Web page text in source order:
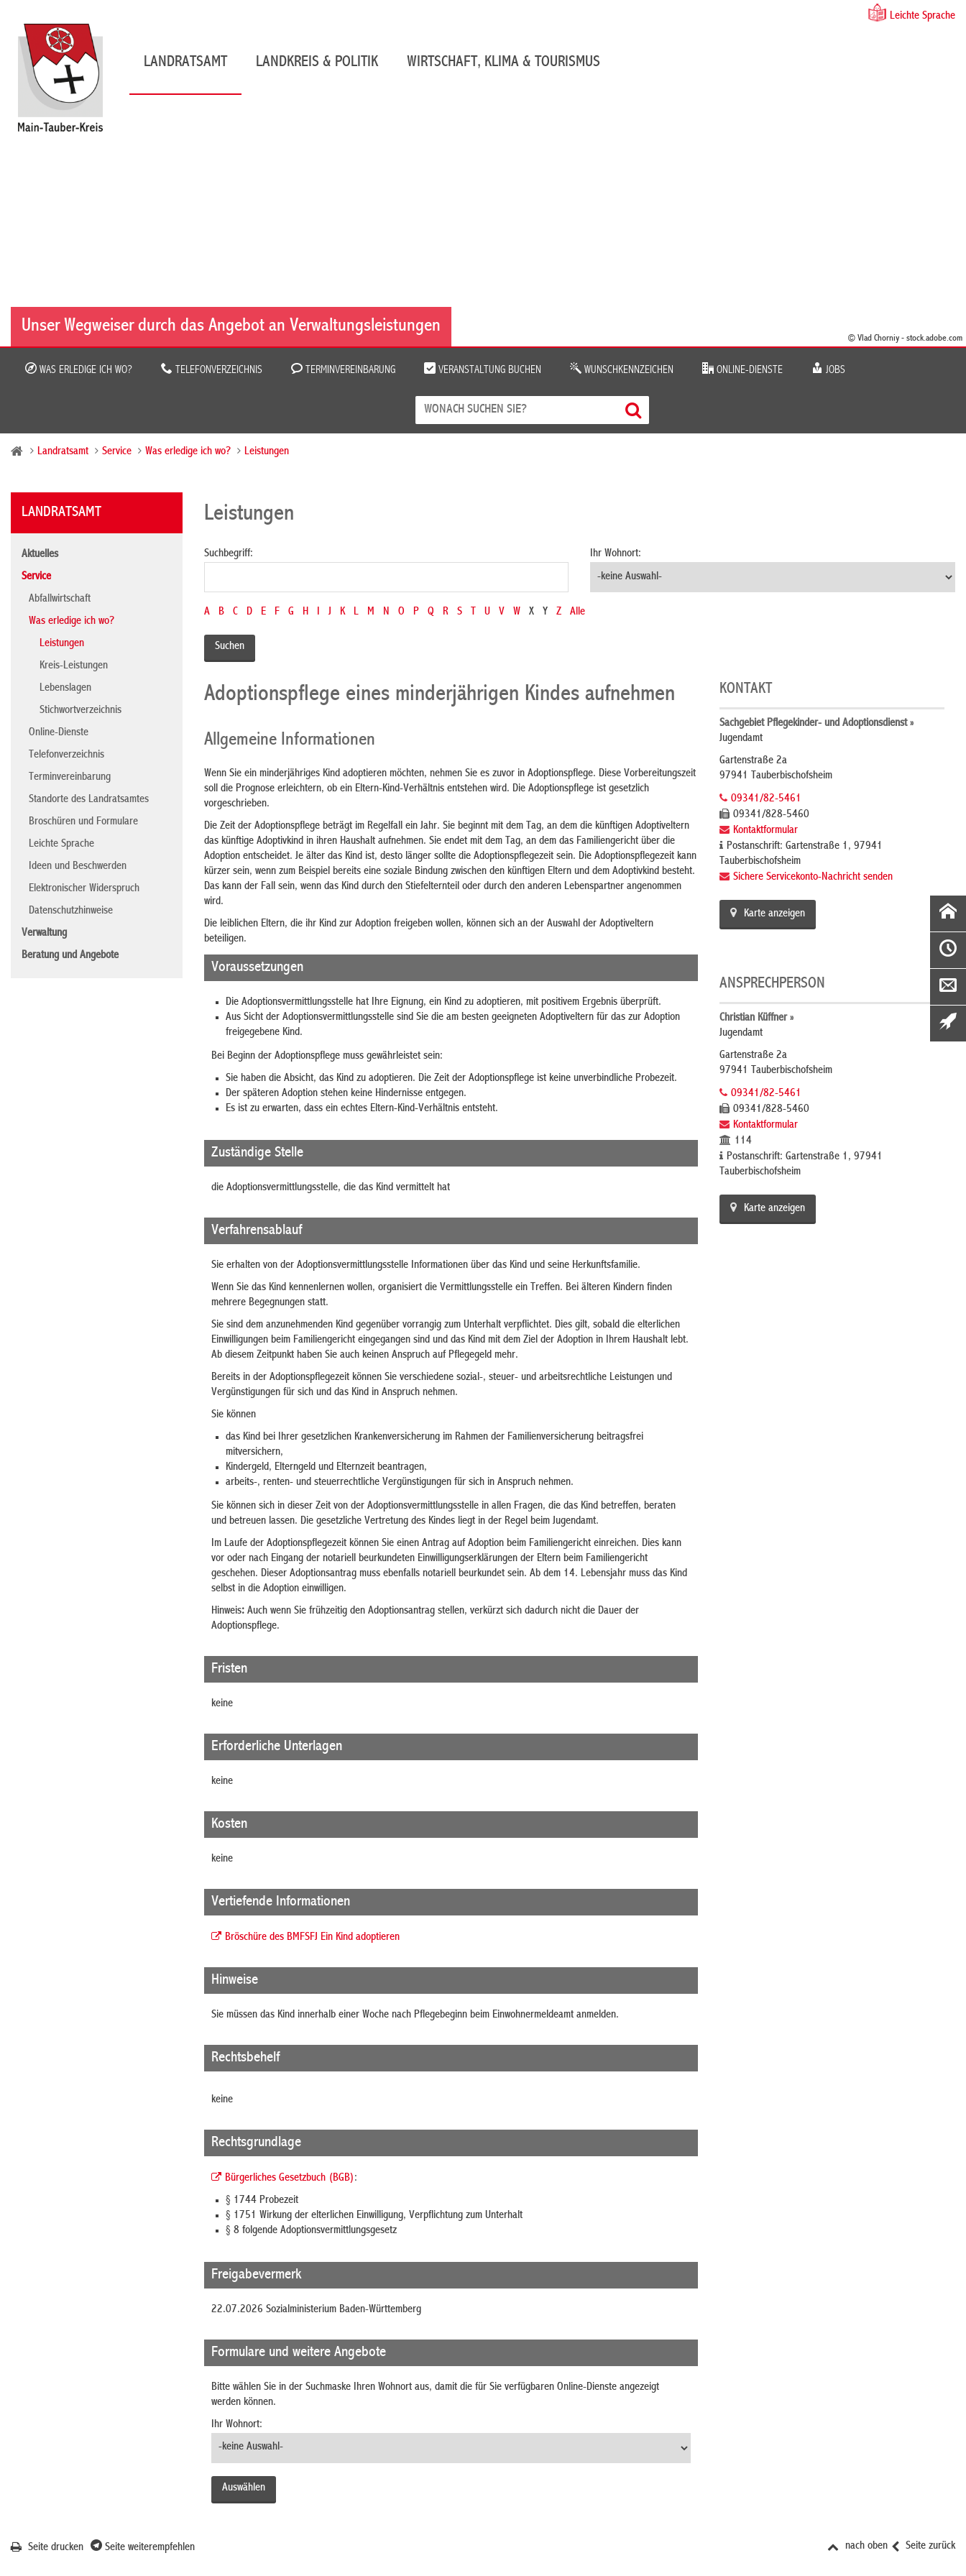
Leichte Sprache
LANDRATSAMT LANDKREIS & POLITIK WIRTSCHAFT, KLIMA & TOURISMUS
Unser Wegweiser durch das Angebot an Verwaltungsleistungen
© Vlad Chorniy - stock.adobe.com
WAS ERLEDIGE ICH WO? TELEFONVERZEICHNIS TERMINVEREINBARUNG VERANSTALTUNG BUCHEN WUNSCHKENNZEICHEN ONLINE-DIENSTE JOBS
Landratsamt Service Was erledige ich wo? Leistungen
LANDRATSAMT
Aktuelles
Service
Abfallwirtschaft
Was erledige ich wo?
Leistungen
Kreis-Leistungen
Lebenslagen
Stichwortverzeichnis
Online-Dienste
Telefonverzeichnis
Terminvereinbarung
Standorte des Landratsamtes
Broschüren und Formulare
Leichte Sprache
Ideen und Beschwerden
Elektronischer Widerspruch
Datenschutzhinweise
Verwaltung
Beratung und Angebote
Leistungen
Suchbegriff: Ihr Wohnort:
A B C D E F G H I J K L M N O P Q R S T U V W X Y Z Alle
Adoptionspflege eines minderjährigen Kindes aufnehmen
Allgemeine Informationen
Wenn Sie ein minderjähriges Kind adoptieren möchten, nehmen Sie es zuvor in Adoptionspflege. Diese Vorbereitungszeit
soll die Prognose erleichtern, ob ein Eltern-Kind-Verhältnis entstehen wird. Die Adoptionspflege ist gesetzlich
vorgeschrieben.
Die Zeit der Adoptionspflege beträgt im Regelfall ein Jahr. Sie beginnt mit dem Tag, an dem die künftigen Adoptiveltern
das künftige Adoptivkind in ihren Haushalt aufnehmen. Sie endet mit dem Tag, an dem das Familiengericht über die
Adoption entscheidet. Je älter das Kind ist, desto länger sollte die Adoptionspflegezeit sein. Die Adoptionspflegezeit kann
kürzer sein, wenn zum Beispiel bereits eine soziale Bindung zwischen den künftigen Eltern und dem Adoptivkind besteht.
Das kann der Fall sein, wenn das Kind durch den Stiefelternteil oder durch den anderen Lebenspartner angenommen
wird.
Die leiblichen Eltern, die ihr Kind zur Adoption freigeben wollen, können sich an der Auswahl der Adoptiveltern
beteiligen.
Voraussetzungen
Die Adoptionsvermittlungsstelle hat Ihre Eignung, ein Kind zu adoptieren, mit positivem Ergebnis überprüft.
Aus Sicht der Adoptionsvermittlungsstelle sind Sie die am besten geeigneten Adoptiveltern für das zur Adoption
freigegebene Kind.
Bei Beginn der Adoptionspflege muss gewährleistet sein:
Sie haben die Absicht, das Kind zu adoptieren. Die Zeit der Adoptionspflege ist keine unverbindliche Probezeit.
Der späteren Adoption stehen keine Hindernisse entgegen.
Es ist zu erwarten, dass ein echtes Eltern-Kind-Verhältnis entsteht.
Zuständige Stelle
die Adoptionsvermittlungsstelle, die das Kind vermittelt hat
Verfahrensablauf
Sie erhalten von der Adoptionsvermittlungsstelle Informationen über das Kind und seine Herkunftsfamilie.
Wenn Sie das Kind kennenlernen wollen, organisiert die Vermittlungsstelle ein Treffen. Bei älteren Kindern finden
mehrere Begegnungen statt.
Sie sind dem anzunehmenden Kind gegenüber vorrangig zum Unterhalt verpflichtet. Dies gilt, sobald die elterlichen
Einwilligungen beim Familiengericht eingegangen sind und das Kind mit dem Ziel der Adoption in Ihrem Haushalt lebt.
Ab diesem Zeitpunkt haben Sie auch keinen Anspruch auf Pflegegeld mehr.
Bereits in der Adoptionspflegezeit können Sie verschiedene sozial-, steuer- und arbeitsrechtliche Leistungen und
Vergünstigungen für sich und das Kind in Anspruch nehmen.
Sie können
das Kind bei Ihrer gesetzlichen Krankenversicherung im Rahmen der Familienversicherung beitragsfrei
mitversichern,
Kindergeld, Elterngeld und Elternzeit beantragen,
arbeits-, renten- und steuerrechtliche Vergünstigungen für sich in Anspruch nehmen.
Sie können sich in dieser Zeit von der Adoptionsvermittlungsstelle in allen Fragen, die das Kind betreffen, beraten
und betreuen lassen. Die gesetzliche Vertretung des Kindes liegt in der Regel beim Jugendamt.
Im Laufe der Adoptionspflegezeit können Sie einen Antrag auf Adoption beim Familiengericht einreichen. Dies kann
vor oder nach Eingang der notariell beurkundeten Einwilligungserklärungen der Eltern beim Familiengericht
geschehen. Dieser Adoptionsantrag muss ebenfalls notariell beurkundet sein. Ab dem 14. Lebensjahr muss das Kind
selbst in die Adoption einwilligen.
Hinweis:Auch wenn Sie frühzeitig den Adoptionsantrag stellen, verkürzt sich dadurch nicht die Dauer der
Adoptionspflege.
Fristen
keine
Erforderliche Unterlagen
keine
Kosten
keine
Vertiefende Informationen
Bröschüre des BMFSFJ Ein Kind adoptieren
Hinweise
Sie müssen das Kind innerhalb einer Woche nach Pflegebeginn beim Einwohnermeldeamt anmelden.
Rechtsbehelf
keine
Rechtsgrundlage
Bürgerliches Gesetzbuch (BGB):
§ 1744Probezeit
§ 1751 Wirkung der elterlichen Einwilligung, Verpflichtung zum Unterhalt
§ 8 folgende Adoptionsvermittlungsgesetz
Freigabevermerk
22.07.2026 Sozialministerium Baden-Württemberg
Formulare und weitere Angebote
Bitte wählen Sie in der Suchmaske Ihren Wohnort aus, damit die für Sie verfügbaren Online-Dienste angezeigt
werden können.
Ihr Wohnort:
KONTAKT
Sachgebiet Pflegekinder- und Adoptionsdienst »
Jugendamt
Gartenstraße 2a
97941 Tauberbischofsheim
09341/82-5461
09341/828-5460
Kontaktformular
Postanschrift: Gartenstraße 1, 97941
Tauberbischofsheim
Sichere Servicekonto-Nachricht senden
Karte anzeigen
ANSPRECHPERSON
Christian Küffner »
Jugendamt
Gartenstraße 2a
97941 Tauberbischofsheim
09341/82-5461
09341/828-5460
Kontaktformular
114
Postanschrift: Gartenstraße 1, 97941
Tauberbischofsheim
Karte anzeigen
Seite zurück
nach oben
Seite drucken Seite weiterempfehlen